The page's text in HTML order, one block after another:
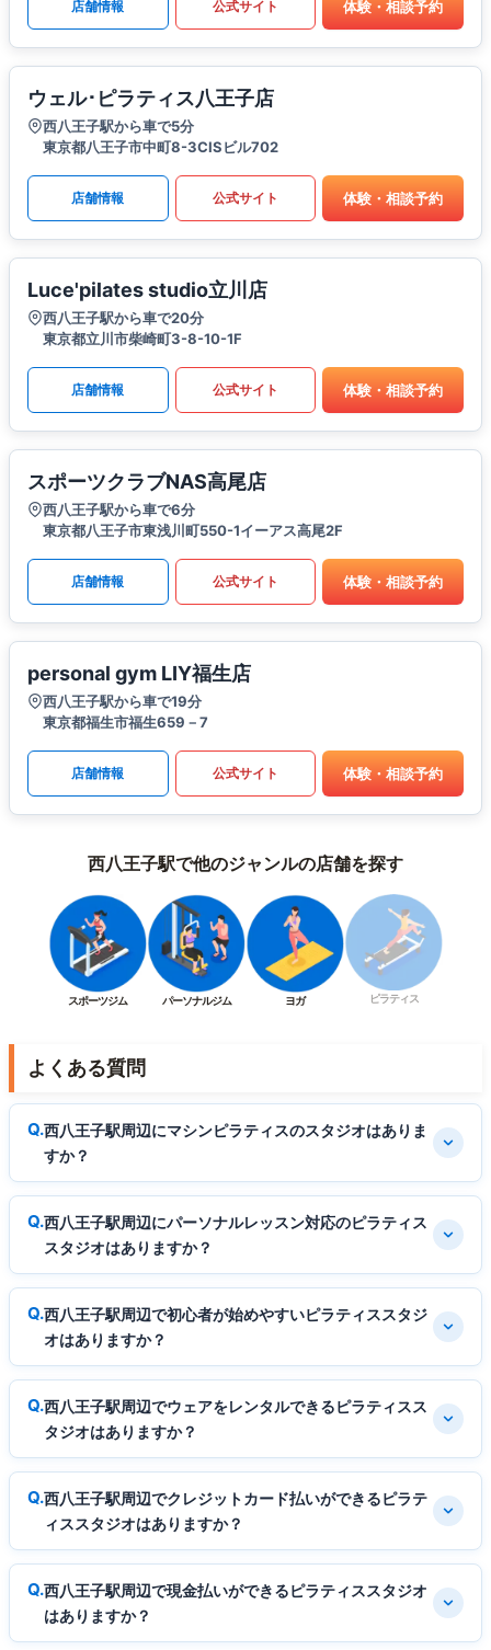
店舗情報 公式サイト 体験・相談予約
ウェル･ピラティス八王子店
西八王子駅から車で5分
東京都八王子市中町8-3CISビル702
店舗情報 公式サイト 体験・相談予約
Luce'pilates studio立川店
西八王子駅から車で20分
東京都立川市柴崎町3-8-10-1F
店舗情報 公式サイト 体験・相談予約
スポーツクラブNAS高尾店
西八王子駅から車で6分
東京都八王子市東浅川町550-1イーアス高尾2F
店舗情報 公式サイト 体験・相談予約
personal gym LIY福生店
西八王子駅から車で19分
東京都福生市福生659－7
店舗情報 公式サイト 体験・相談予約
西八王子駅で他のジャンルの店舗を探す
スポーツジム パーソナルジム ヨガ ピラティス
よくある質問
西八王子駅周辺にマシンピラティスのスタジオはありま
すか？
西八王子駅周辺にパーソナルレッスン対応のピラティス
スタジオはありますか？
西八王子駅周辺で初心者が始めやすいピラティススタジ
オはありますか？
西八王子駅周辺でウェアをレンタルできるピラティスス
タジオはありますか？
西八王子駅周辺でクレジットカード払いができるピラテ
ィススタジオはありますか？
西八王子駅周辺で現金払いができるピラティススタジオ
はありますか？